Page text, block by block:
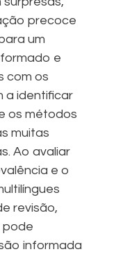
precoce
um
e
com os
a identificar
os métodos
muitas
Ao avaliar
e o
revisão,
pode
informada